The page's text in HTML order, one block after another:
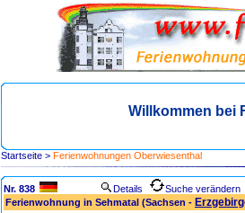
Willkommen bei
Startseite > Ferienwohnungen Oberwiesenthal
Nr. 838 Details
Suche verändern
Ferienwohnung in Sehmatal (Sachsen -